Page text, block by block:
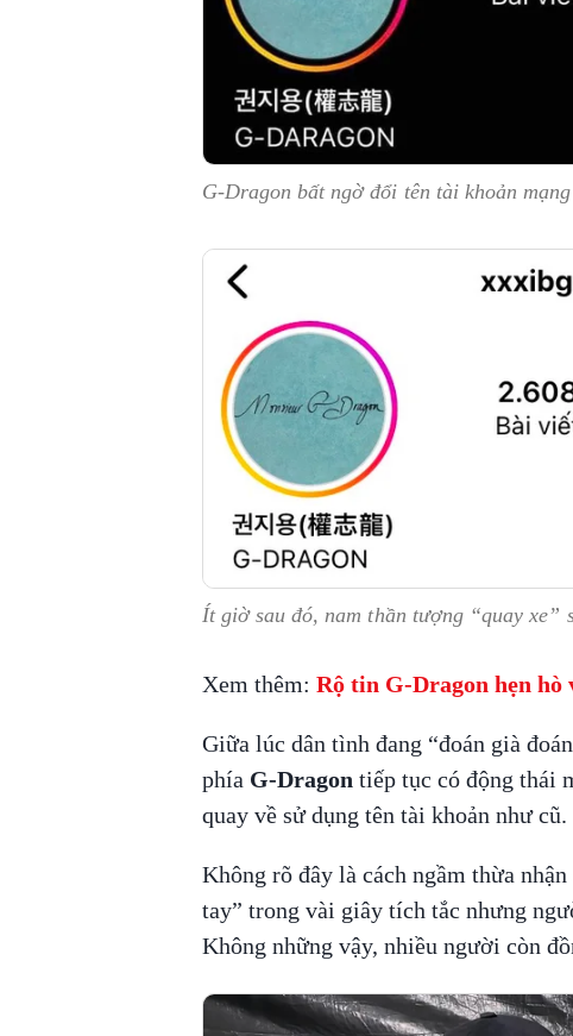
G-Dragon bất ngờ đổi tên tài khoản
Ít giờ sau đó, nam thần tượng “quay xe”
Xem thêm: Rộ tin G-Dragon hẹn
Giữa lúc dân tình đang “đoán già
phía G-Dragon tiếp tục có động thái
quay về sử dụng tên tài khoản như cũ.
Không rõ đây là cách ngầm thừa
tay” trong vài giây tích tắc nhưng
Không những vậy, nhiều người còn